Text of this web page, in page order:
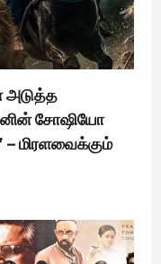
அடுத்த
சோஷியோ
– மிரளவைக்கும்